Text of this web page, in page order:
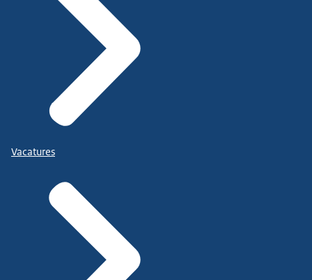
Vacatures